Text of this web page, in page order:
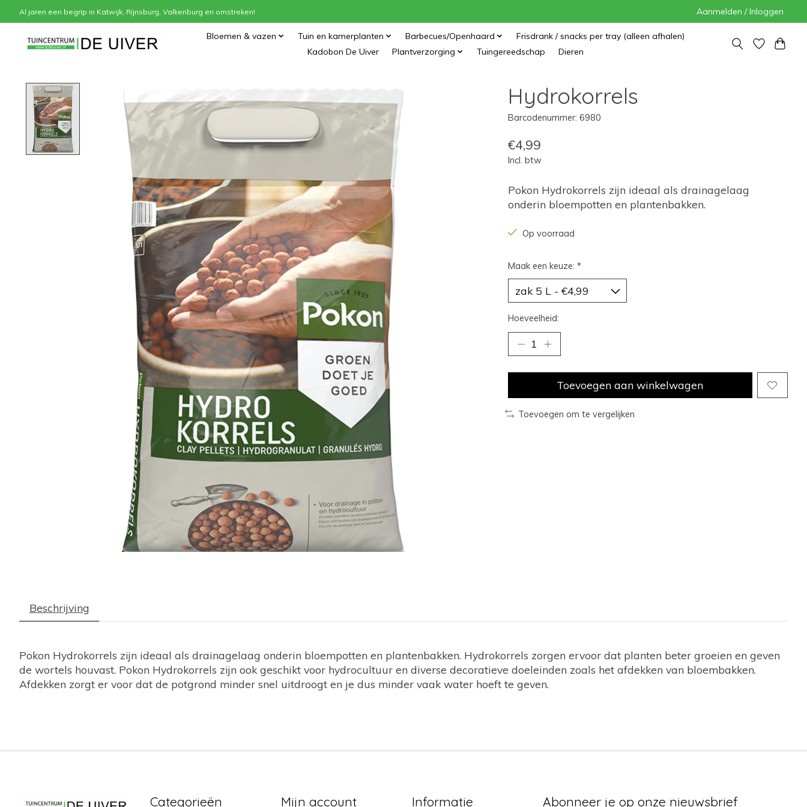
Al jaren een begrip in Katwijk, Rijnsburg, Valkenburg en omstreken! Aanmelden / Inloggen
Bloemen & vazen Tuin en kamerplanten Barbecues/Openhaard
Frisdrank / snacks per tray (alleen afhalen)
Kadobon De Uiver
Plantverzorging Tuingereedschap Dieren
Hydrokorrels
Barcodenummer: 6980
€4,99
Incl. btw
Pokon Hydrokorrels zijn ideaal als drainagelaag
onderin bloempotten en plantenbakken.
Op voorraad
Maak een keuze: *
Hoeveelheid:
Toevoegen aan winkelwagen
Toevoegen om te vergelijken
Beschrijving
Pokon Hydrokorrels zijn ideaal als drainagelaag onderin bloempotten en plantenbakken. Hydrokorrels zorgen ervoor dat planten beter groeien en geven
de wortels houvast. Pokon Hydrokorrels zijn ook geschikt voor hydrocultuur en diverse decoratieve doeleinden zoals het afdekken van bloembakken.
Afdekken zorgt er voor dat de potgrond minder snel uitdroogt en je dus minder vaak water hoeft te geven.
Categorieën Mijn account Informatie Abonneer je op onze nieuwsbrief